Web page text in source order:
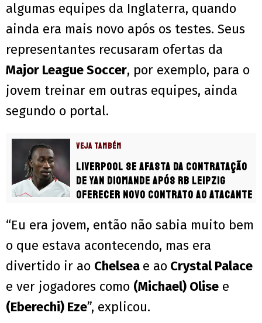
algumas equipes da Inglaterra, quando
ainda era mais novo após os testes. Seus
representantes recusaram ofertas da
Major League Soccer, por exemplo, para o
jovem treinar em outras equipes, ainda
segundo o portal.
VEJA TAMBÉM
Liverpool se afasta da contratação
de Yan Diomande após RB Leipzig
oferecer novo contrato ao atacante
“Eu era jovem, então não sabia muito bem
o que estava acontecendo, mas era
divertido ir ao Chelsea e ao Crystal Palace
e ver jogadores como (Michael) Olise e
(Eberechi) Eze”, explicou.